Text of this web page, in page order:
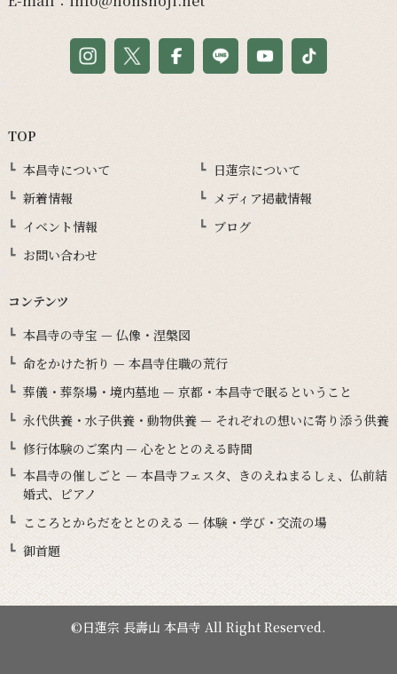
TOP
本昌寺について
日蓮宗について
新着情報
メディア掲載情報
イベント情報
ブログ
お問い合わせ
コンテンツ
本昌寺の寺宝 — 仏像・涅槃図
命をかけた祈り — 本昌寺住職の荒行
葬儀・葬祭場・境内墓地 — 京都・本昌寺で眠るということ
永代供養・水子供養・動物供養 — それぞれの想いに寄り添う供養
修行体験のご案内 — 心をととのえる時間
本昌寺の催しごと — 本昌寺フェスタ、きのえねまるしぇ、仏前結
婚式、ピアノ
こころとからだをととのえる — 体験・学び・交流の場
御首題
©日蓮宗 長壽山 本昌寺 All Right Reserved.